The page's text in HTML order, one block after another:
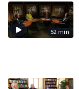
52 min